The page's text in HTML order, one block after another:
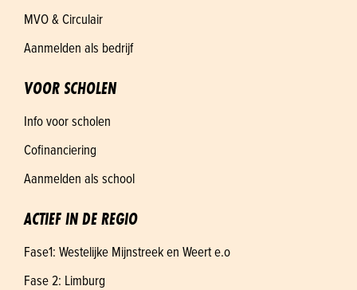
MVO & Circulair
Aanmelden als bedrijf
VOOR SCHOLEN
Info voor scholen
Cofinanciering
Aanmelden als school
ACTIEF IN DE REGIO
Fase1: Westelijke Mijnstreek en Weert e.o
Fase 2: Limburg